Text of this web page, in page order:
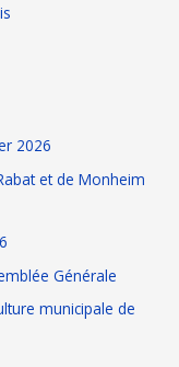
2026
et de Monheim
Générale
municipale de